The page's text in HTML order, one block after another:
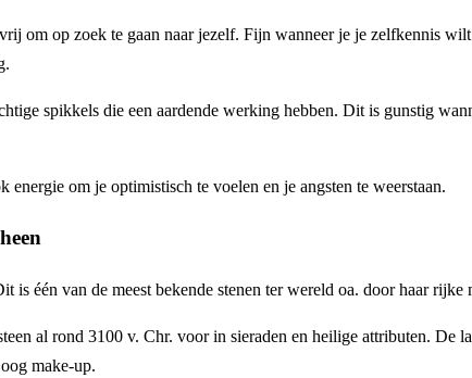
om op zoek te gaan naar jezelf. Fijn wanneer je je zelfkennis
spikkels die een aardende werking hebben. Dit is gunstig
energie om je optimistisch te voelen en je angsten te weerstaan.
is één van de meest bekende stenen ter wereld oa. door haar rijke
al rond 3100 v. Chr. voor in sieraden en heilige attributen.
make-up.